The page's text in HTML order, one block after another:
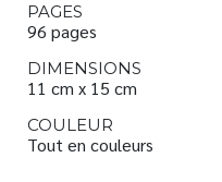
PAGES
96 pages
DIMENSIONS
11 cm x 15 cm
COULEUR
Tout en couleurs